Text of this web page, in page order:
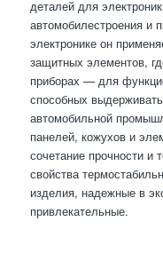
деталей для
автомобилестроения и
электронике он
защитных элементов,
приборах — для
способных
автомобильной
панелей, кожухов и
сочетание прочности и
свойства
изделия, надежные в
привлекательные.